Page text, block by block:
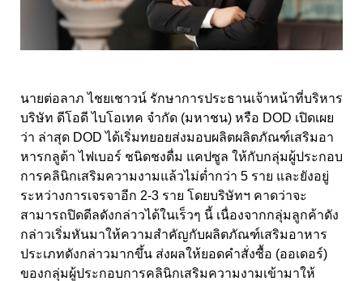
นายต่อลาภ ไชยเชาวน์ รักษาการประธานเจ้าหน้าที่บริหาร
บริษัท ดีโอดี ไบโอเทค จำกัด (มหาชน) หรือ DOD เปิดเผย
ว่า ล่าสุด DOD ได้เริ่มทยอยส่งมอบผลิตผลิตภัณฑ์เสริมอา
หารกลูต้า ไฟเบอร์ ชนิดชงดื่ม แคปซูล ให้กับกลุ่มผู้ประกอบ
การคลินิกเสริมความงามแล้วไม่ต่ำกว่า 5 ราย และยังอยู่
ระหว่างการเจรจาอีก 2-3 ราย โดยบริษัทฯ คาดว่าจะ
สามารถปิดดีลดังกล่าวได้ในเร็วๆ นี้ เนื่องจากกลุ่มลูกค้าดัง
กล่าวเริ่มหันมาให้ความสำคัญกับผลิตภัณฑ์เสริมอาหาร
ประเภทดังกล่าวมากขึ้น ส่งผลให้ยอดคำสั่งซื้อ (ออเดอร์)
ของกลุ่มผู้ประกอบการคลินิกเสริมความงามเข้ามาให้